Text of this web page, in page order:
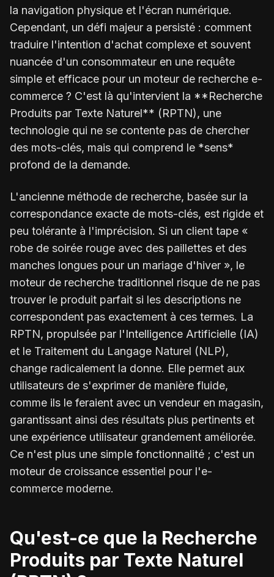
la navigation physique et l'écran numérique.
Cependant, un défi majeur a persisté : comment
traduire l'intention d'achat complexe et souvent
nuancée d'un consommateur en une requête
simple et efficace pour un moteur de recherche e-
commerce ? C'est là qu'intervient la **Recherche
Produits par Texte Naturel** (RPTN), une
technologie qui ne se contente pas de chercher
des mots-clés, mais qui comprend le *sens*
profond de la demande.
L'ancienne méthode de recherche, basée sur la
correspondance exacte de mots-clés, est rigide et
peu tolérante à l'imprécision. Si un client tape «
robe de soirée rouge avec des paillettes et des
manches longues pour un mariage d'hiver », le
moteur de recherche traditionnel risque de ne pas
trouver le produit parfait si les descriptions ne
correspondent pas exactement à ces termes. La
RPTN, propulsée par l'Intelligence Artificielle (IA)
et le Traitement du Langage Naturel (NLP),
change radicalement la donne. Elle permet aux
utilisateurs de s'exprimer de manière fluide,
comme ils le feraient avec un vendeur en magasin,
garantissant ainsi des résultats plus pertinents et
une expérience utilisateur grandement améliorée.
Ce n'est plus une simple fonctionnalité ; c'est un
moteur de croissance essentiel pour l'e-
commerce moderne.
Qu'est-ce que la Recherche
Produits par Texte Naturel